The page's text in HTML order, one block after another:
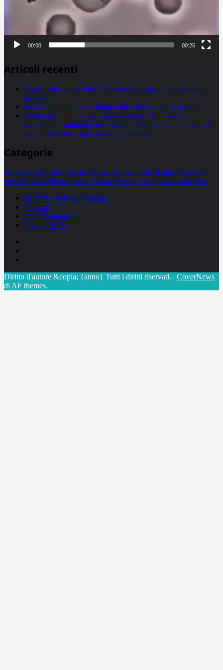
00:00 00:25
Articoli recenti
La proteina chiave dell’Alzheimer si propaga utilizzando i
neuroni
Statine: inutilmente attribuiti molti effetti avversi, lo studio
Un farmaco, due nuove opportunità per le pazienti con
carcinoma mammario metastatico hr+/her2- e con tumore al
seno metastatico triplo negativo (mtnbc)
Categorie
alimentazione biologia Biology Com. Stampa Epatiti featured Genetica
Medicina News Ricerca Salute Science Scienza vaccini Veterinaria video
CCSVI e Sclerosi Multipla
Sitemap
Invia Comunicati
Privacy Policy
Diritto d'autore &copia; {anno} Tutti i diritti riservati. | CoverNews
di AF themes.